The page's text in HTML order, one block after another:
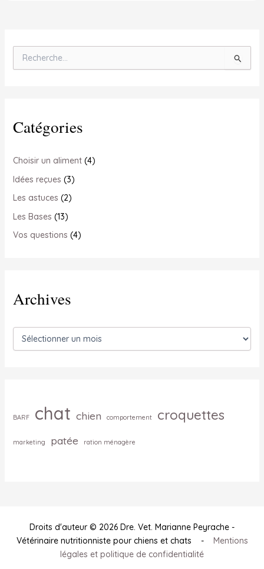
c
h
r
:
Catégories
Choisir un aliment(4)
Idées reçues (3)
Les astuces (2)
Les Bases (13)
Vos questions (4)
Archives
A
s
BARF chat chien comportement croquettes
marketing patée ration ménagère
Comment
choix
Droits d'auteur © 2026 Dre. Vet. Marianne Peyrache -
Vétérinaire nutritionniste pour chiens et chats - Mentions
légales et politique de confidentialité